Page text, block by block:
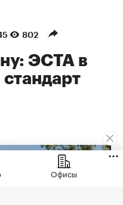
802
ЭСТА в
Офисы